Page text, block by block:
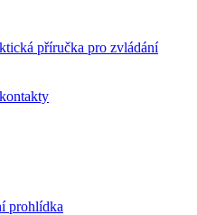
příručka pro zvládání
prohlídka